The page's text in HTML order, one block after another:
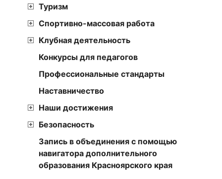
Туризм
Спортивно-массовая работа
Клубная деятельность
Конкурсы для педагогов
Профессиональные стандарты
Наставничество
Наши достижения
Безопасность
Запись в объединения с помощью
навигатора дополнительного
образования Красноярского края